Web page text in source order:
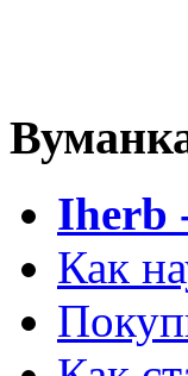
Iherb
Как